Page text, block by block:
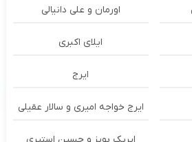
اورمان و علی دانیالی
ايلاى اكبرى
ایرج
ایرج خواجه امیری و سالار عقیلی
ایریک بویز و حسین استیری